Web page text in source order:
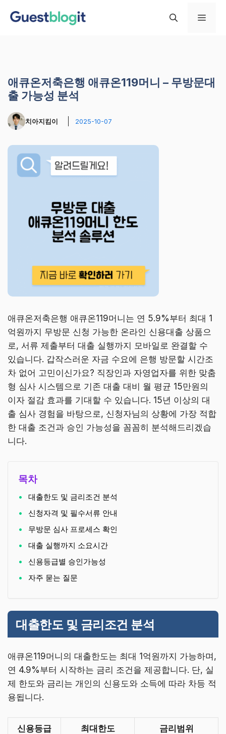
메
애큐온저축은행 애큐온119머니 – 무방문대
출 가능성 분석
치아지킴이 2025-10-07
애큐온저축은행 애큐온119머니는 연 5.9%부터 최대 1
억원까지 무방문 신청 가능한 온라인 신용대출 상품으
로, 서류 제출부터 대출 실행까지 모바일로 완결할 수
있습니다. 갑작스러운 자금 수요에 은행 방문할 시간조
차 없어 고민이신가요? 직장인과 자영업자를 위한 맞춤
형 심사 시스템으로 기존 대출 대비 월 평균 15만원의
이자 절감 효과를 기대할 수 있습니다. 15년 이상의 대
출 심사 경험을 바탕으로, 신청자님의 상황에 가장 적합
한 대출 조건과 승인 가능성을 꼼꼼히 분석해드리겠습
니다.
목차
대출한도 및 금리조건 분석
신청자격 및 필수서류 안내
무방문 심사 프로세스 확인
대출 실행까지 소요시간
신용등급별 승인가능성
자주 묻는 질문
대출한도 및 금리조건 분석
애큐온119머니의 대출한도는 최대 1억원까지 가능하며,
연 4.9%부터 시작하는 금리 조건을 제공합니다. 단, 실
제 한도와 금리는 개인의 신용도와 소득에 따라 차등 적
용됩니다.
신용등급 최대한도 금리범위